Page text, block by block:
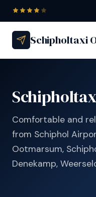
Schipholtaxi
Comfortable and
from Schiphol
Ootmarsum,
Denekamp,